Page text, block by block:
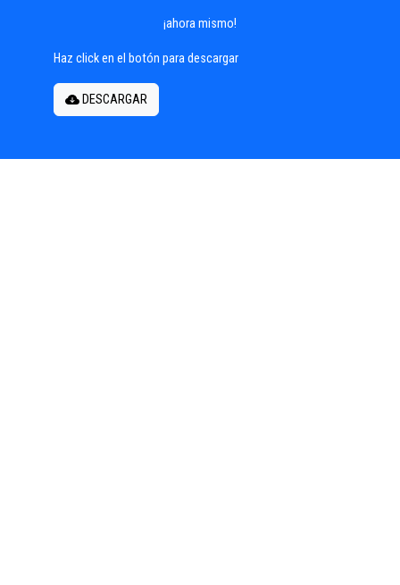
¡ahora mismo!
Haz click en el botón para descargar
DESCARGAR